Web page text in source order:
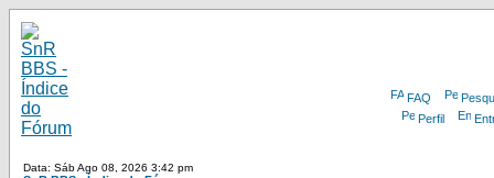
FAQ
Perfil
Data: Sáb Ago 08, 2026 3:42 pm